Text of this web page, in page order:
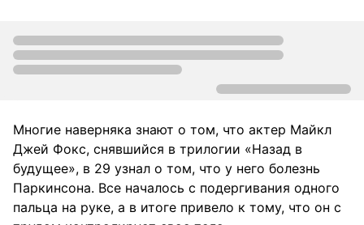
Многие наверняка знают о том, что актер Майкл
Джей Фокс, снявшийся в трилогии «Назад в
будущее», в 29 узнал о том, что у него болезнь
Паркинсона. Все началось с подергивания одного
пальца на руке, а в итоге привело к тому, что он с